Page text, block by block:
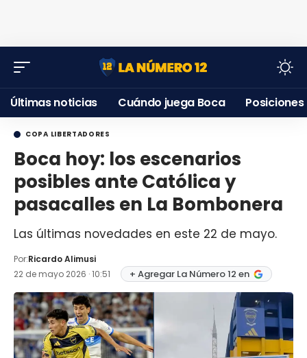
Últimas noticias Cuándo juega Boca Posiciones
COPA LIBERTADORES
Boca hoy: los escenarios
posibles ante Católica y
pasacalles en La Bombonera
Las últimas novedades en este 22 de mayo.
Por:Ricardo Alimusi
22 de mayo 2026 · 10:51
+ Agregar La Número 12 en